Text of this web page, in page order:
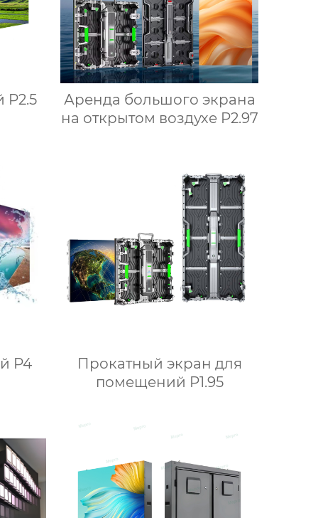
Аренда большого экрана
на открытом воздухе P2.97
P4
Прокатный экран для
помещений P1.95